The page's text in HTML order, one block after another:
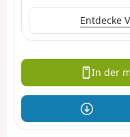
Entdecke
In der